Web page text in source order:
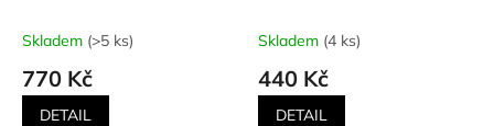
guava, kokosové mléko)
Skladem (>5 ks)
770 Kč
DETAIL
guava, kokosové mléko)
Skladem (4 ks)
440 Kč
DETAIL